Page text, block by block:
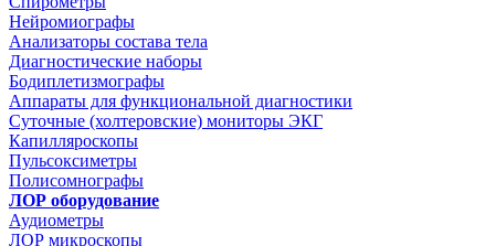
Нейромиографы
Анализаторы состава тела
Диагностические наборы
Бодиплетизмографы
Аппараты для функциональной диагностики
Суточные (холтеровские) мониторы ЭКГ
Капилляроскопы
Пульсоксиметры
Полисомнографы
ЛОР оборудование
Аудиометры
ЛОР микроскопы